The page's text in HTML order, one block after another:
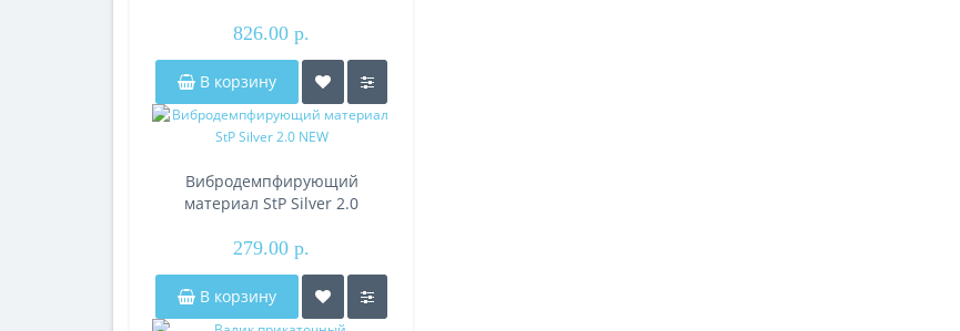
826.00 р.
В корзину
Вибродемпфирующий
материал StP Silver 2.0
279.00 р.
В корзину